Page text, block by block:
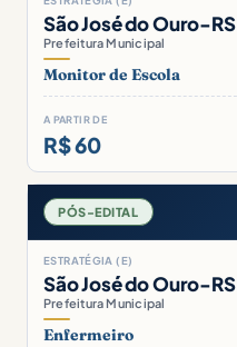
São José do Ouro-RS
Prefeitura Municipal
Monitor de Escola
A PARTIR DE
R$ 60
PÓS-EDITAL
ESTRATÉGIA (E)
São José do Ouro-RS
Prefeitura Municipal
Enfermeiro